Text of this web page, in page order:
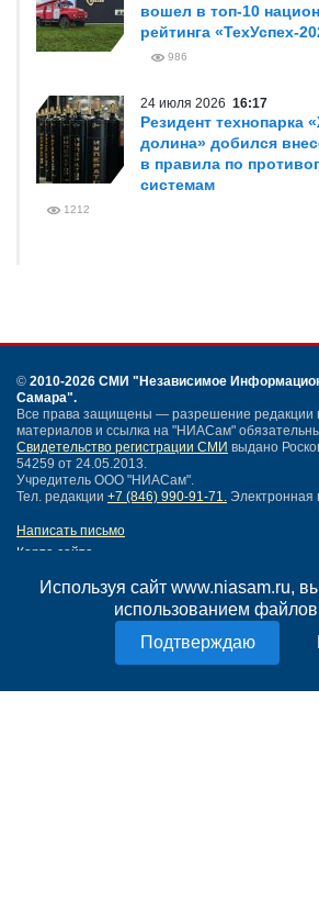
Используя сайт www.niasam.ru,
использованием
вошел в топ-10
рейтинга «ТехУспех-
986
24 июля 2026 16:17
Резидент технопарка
долина» добился
в правила по
системам
1212
© 2010-2026 СМИ "Независимое
Самара".
Все права защищены — разрешение редакции
материалов и ссылка на "НИАСам"
Свидетельство регистрации СМИ выдано
54259 от 24.05.2013.
Учредитель ООО "НИАСам".
Тел. редакции +7 (846) 990-91-71. Электронная
Написать письмо
Карта сайта
Политика конфиденциальности
Согласие на обработку персональных данных